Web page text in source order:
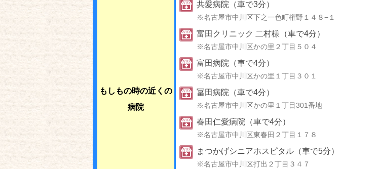
もしもの時の近くの
病院
共愛病院（車で3分）
※名古屋市中川区下之一色町権野１４８−１
富田クリニック 二村様（車で4分）
※名古屋市中川区かの里２丁目５０４
富田病院（車で4分）
※名古屋市中川区かの里１丁目３０１
冨田病院（車で4分）
※名古屋市中川区かの里１丁目301番地
春田仁愛病院（車で4分）
※名古屋市中川区東春田２丁目１７８
まつかげシニアホスピタル（車で5分）
※名古屋市中川区打出２丁目３４７